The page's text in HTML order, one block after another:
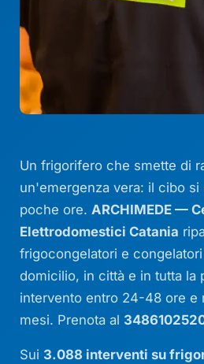
Un frigorifero che smette di
un'emergenza vera: il cibo si
poche ore. ARCHIMEDE —
Elettrodomestici Catania
frigocongelatori e
domicilio, in città e in tutta la
intervento entro 24-48 ore e
mesi. Prenota al
Sui 3.088 interventi su